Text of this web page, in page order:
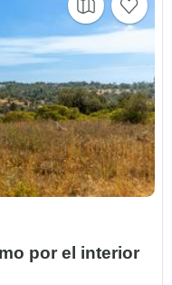
por el interior